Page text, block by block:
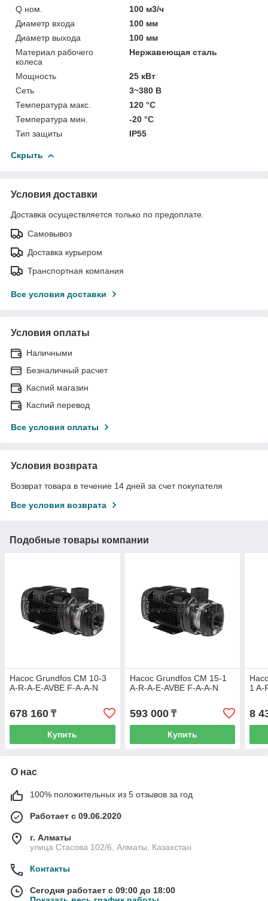
Q ном.
100 м3/ч
Диаметр входа
100 мм
Диаметр выхода
100 мм
Материал рабочего
колеса
Нержавеющая сталь
Мощность
25 кВт
Сеть
3~380 В
Температура макс.
120 °С
Температура мин.
-20 °С
Тип защиты
IP55
Скрыть
Условия доставки
Доставка осуществляется только по предоплате.
Самовывоз
Доставка курьером
Транспортная компания
Все условия доставки
Условия оплаты
Наличными
Безналичный расчет
Каспий магазин
Каспий перевод
Все условия оплаты
Условия возврата
Возврат товара в течение 14 дней за счет покупателя
Все условия возврата
Подобные товары компании
Насос Grundfos CM 10-3
A-R-A-E-AVBE F-A-A-N
678 160 ₸
Купить
Насос Grundfos CM 15-1
A-R-A-E-AVBE F-A-A-N
593 000₸
Купить
1 A-
8
О нас
100% положительных из 5 отзывов за год
Работает с 09.06.2020
г. Алматы
улица Стасова 102/6, Алматы, Казахстан
Контакты
Сегодня работает с 09:00 до 18:00